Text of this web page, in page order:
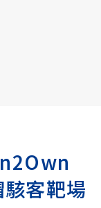
客靶場